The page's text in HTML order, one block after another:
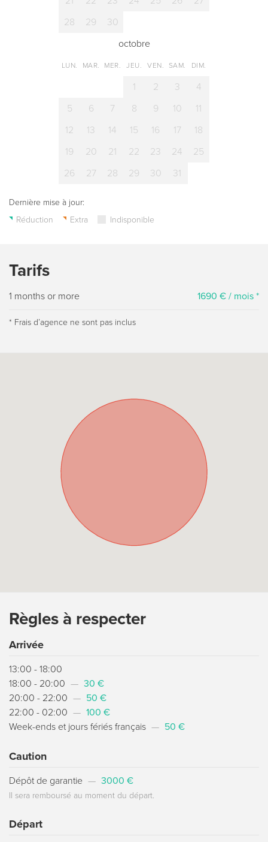
28
29
30
octobre
LUN. MAR. MER. JEU. VEN. SAM. DIM.
1 2 3
4
5
6 7 8 9 10
11
12
13 14 15 16 17
18
19
20 21 22 23 24
25
26
27 28 29 30 31
Dernière mise à jour:
Réduction
Extra Indisponible
Tarifs
1 months or more 1690 € / mois *
* Frais dʼagence ne sont pas inclus
Règles à respecter
Arrivée
13:00 - 18:00
18:00 - 20:00 — 30 €
20:00 - 22:00 — 50 €
22:00 - 02:00 — 100 €
Week-ends et jours fériés français — 50 €
Caution
Dépôt de garantie — 3000 €
Il sera remboursé au moment du départ.
Départ